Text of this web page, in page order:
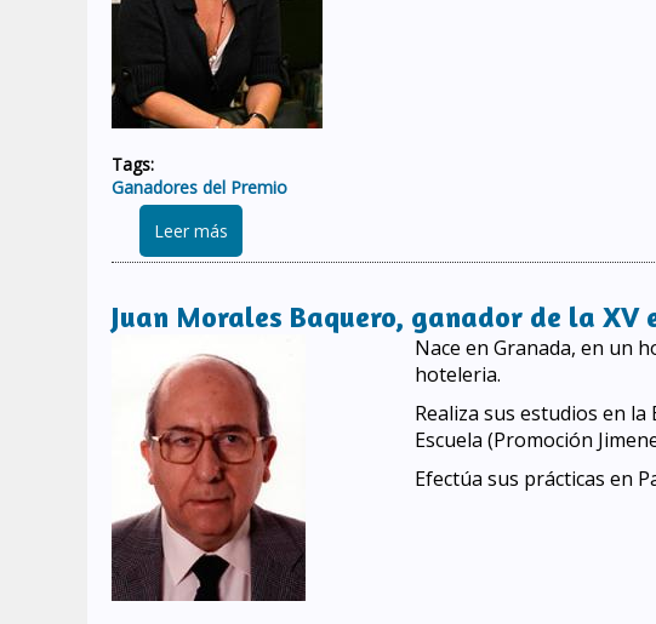
Tags:
Ganadores del Premio
Leer más
Juan Morales Baquero, ganador de la
Nace en Granada, en un
hoteleria.
Realiza sus estudios en
Escuela (Promoción
Efectúa sus prácticas en